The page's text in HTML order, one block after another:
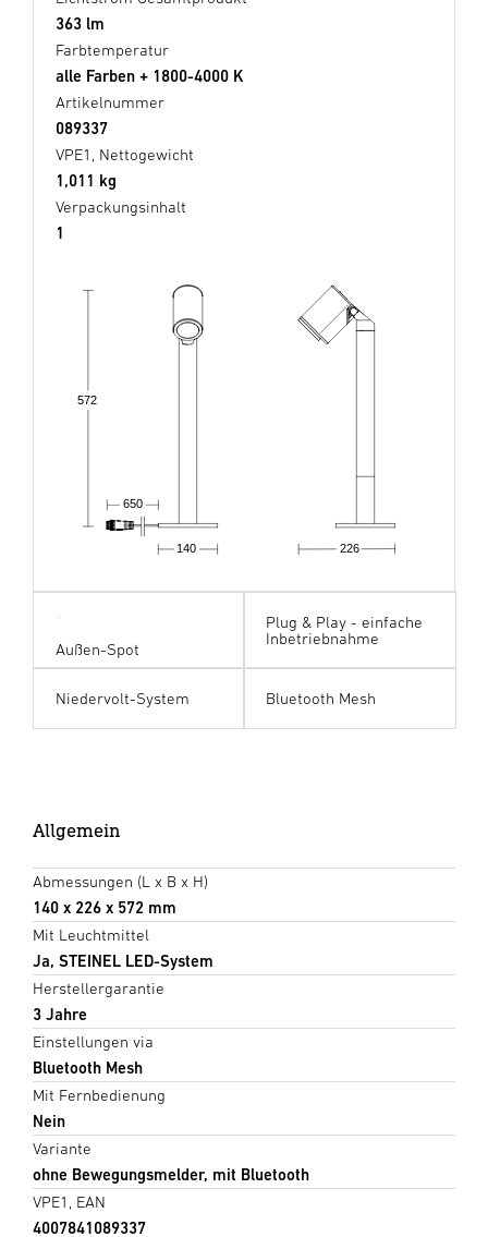
363 lm
Farbtemperatur
alle Farben + 1800-4000 K
Artikelnummer
089337
VPE1, Nettogewicht
1,011 kg
Verpackungsinhalt
1
226
140
650
572
Außen-Spot
Plug & Play - einfache
Inbetriebnahme
Niedervolt-System Bluetooth Mesh
Allgemein
Abmessungen (L x B x H)
140 x 226 x 572 mm
Mit Leuchtmittel
Ja, STEINEL LED-System
Herstellergarantie
3 Jahre
Einstellungen via
Bluetooth Mesh
Mit Fernbedienung
Nein
Variante
ohne Bewegungsmelder, mit Bluetooth
VPE1, EAN
4007841089337